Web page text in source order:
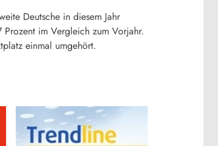
Deutsche in diesem Jahr
im Vergleich zum Vorjahr.
einmal umgehört.